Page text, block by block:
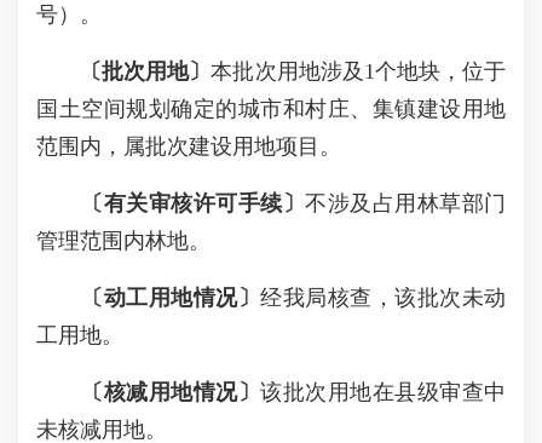
号）。
〔批次用地〕本批次用地涉及1个地块，位于
国土空间规划确定的城市和村庄、集镇建设用地
范围内，属批次建设用地项目。
〔有关审核许可手续〕 不涉及占用林草部门
管理范围内林地。
〔动工用地情况〕 经我局核查，该批次未动
工用地。
〔核减用地情况〕 该批次用地在县级审查中
未核减用地。